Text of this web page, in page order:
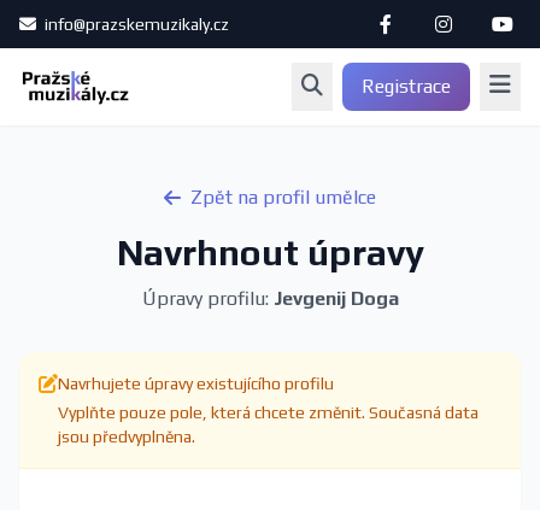
info@prazskemuzikaly.cz
Registrace
Zpět na profil umělce
Navrhnout úpravy
Úpravy profilu: Jevgenij Doga
Navrhujete úpravy existujícího profilu
Vyplňte pouze pole, která chcete změnit. Současná data
jsou předvyplněna.